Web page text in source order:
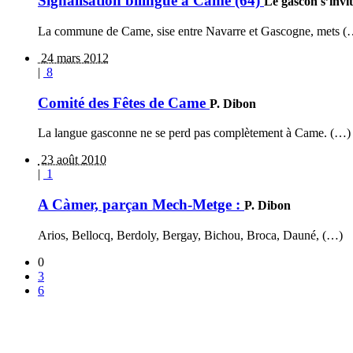
La commune de Came, sise entre Navarre et Gascogne, mets
24 mars 2012
| 8
Comité des Fêtes de Came P. Dibon
La langue gasconne ne se perd pas complètement à Came. (…)
23 août 2010
| 1
A Càmer, parçan Mech-Metge : P. Dibon
Arios, Bellocq, Berdoly, Bergay, Bichou, Broca, Dauné, (…)
0
3
6